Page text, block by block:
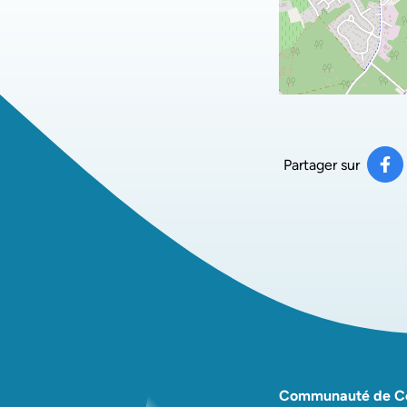
Partager sur
Communauté de